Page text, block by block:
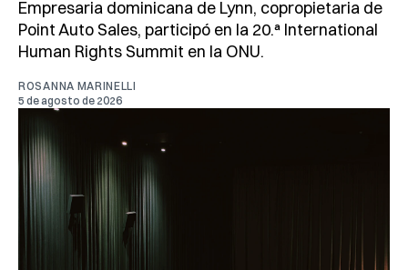
Empresaria dominicana de Lynn, copropietaria de
Point Auto Sales, participó en la 20.ª International
Human Rights Summit en la ONU.
ROSANNA MARINELLI
5 de agosto de 2026